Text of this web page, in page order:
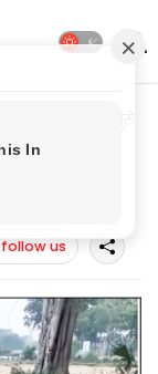
तोड़कर घर में घुसे
घर में घुसे
ले गये
follow us